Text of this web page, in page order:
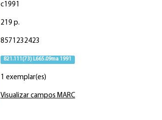
c1991
219 p.
8571232423
821.111(73) L665.09ma 1991
1 exemplar(es)
Visualizar campos MARC